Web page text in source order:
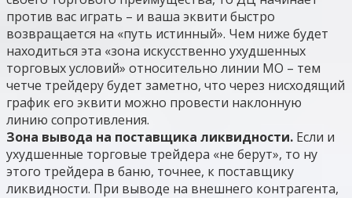
против вас играть – и ваша эквити быстро
возвращается на «путь истинный». Чем ниже будет
находиться эта «зона искусственно ухудшенных
торговых условий» относительно линии МО – тем
четче трейдеру будет заметно, что через нисходящий
график его эквити можно провести наклонную
линию сопротивления.
Зона вывода на поставщика ликвидности. Если и
ухудшенные торговые трейдера «не берут», то ну
этого трейдера в баню, точнее, к поставщику
ликвидности. При выводе на внешнего контрагента,